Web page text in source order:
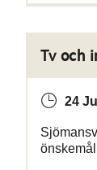
Tv och
24